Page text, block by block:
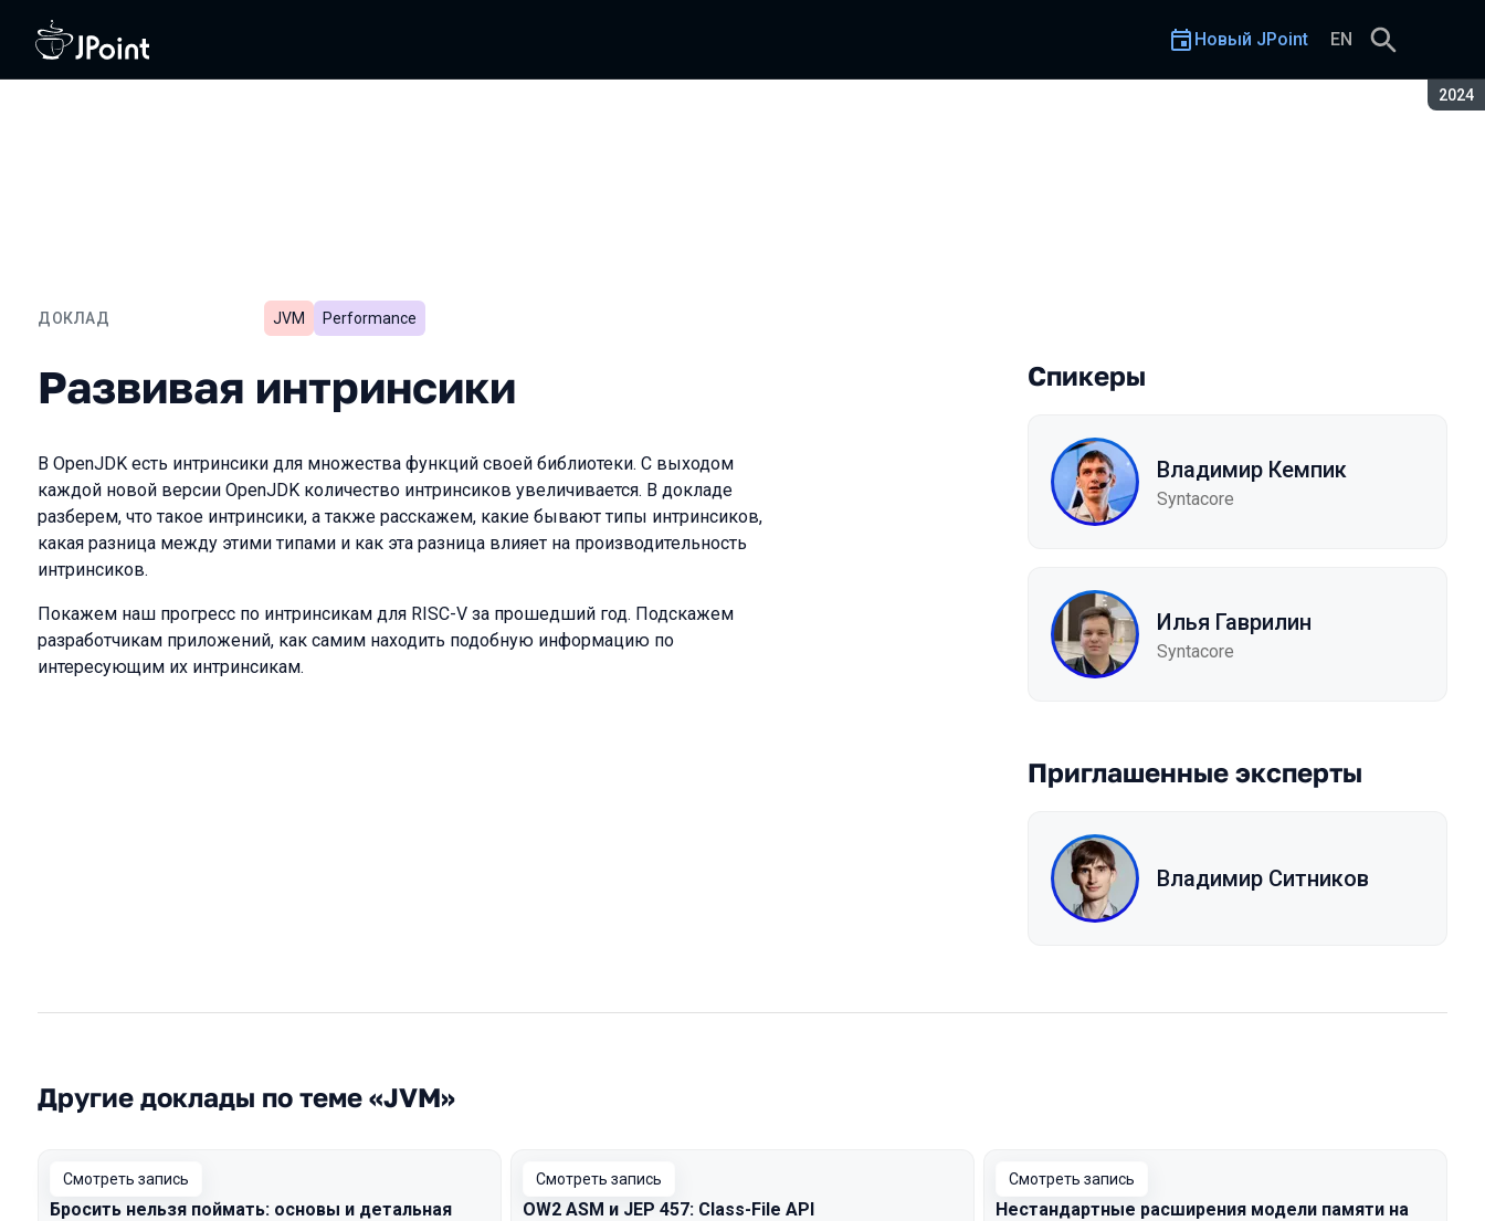
2024
Новый JPoint EN
ДОКЛАД
Развивая интринсики
JVM Performance
Развивая интринсики
В OpenJDK есть интринсики для множества функций своей библиотеки. С выходом
каждой новой версии OpenJDK количество интринсиков увеличивается. В докладе
разберем, что такое интринсики, а также расскажем, какие бывают типы интринсиков,
какая разница между этими типами и как эта разница влияет на производительность
интринсиков.
Покажем наш прогресс по интринсикам для RISC-V за прошедший год. Подскажем
разработчикам приложений, как самим находить подобную информацию по
интересующим их интринсикам.
Спикеры
Владимир Кемпик
Syntacore
Илья Гаврилин
Syntacore
Приглашенные эксперты
Владимир Ситников
Другие доклады по теме «JVM»
Смотреть запись
Бросить нельзя поймать: основы и детальная
Смотреть запись
OW2 ASM и JEP 457: Class-File API
Смотреть запись
Нестандартные расширения модели памяти на